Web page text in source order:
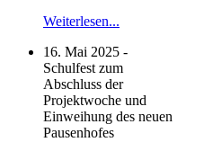
Weiterlesen...
16. Mai 2025 -
Schulfest zum
Abschluss der
Projektwoche und
Einweihung des neuen
Pausenhofes